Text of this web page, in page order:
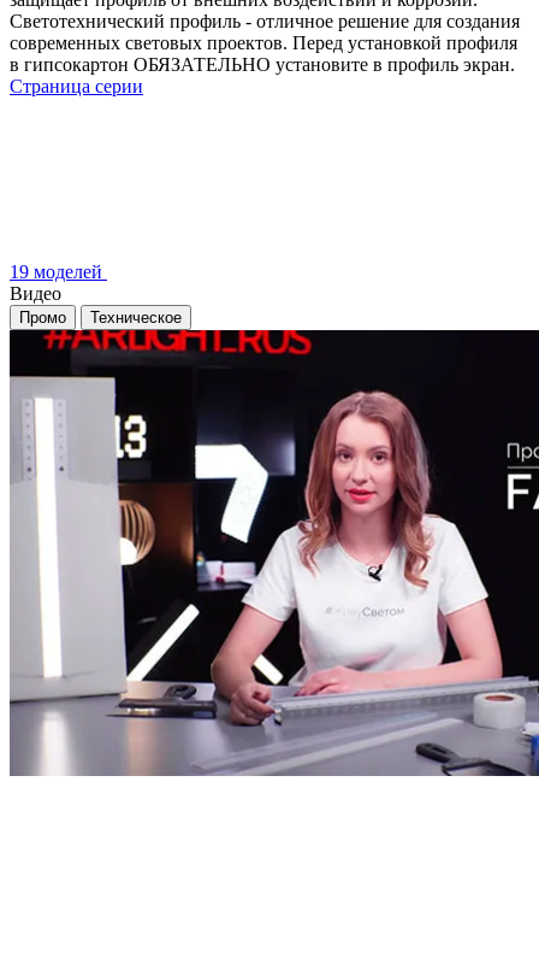
Светотехнический профиль - отличное решение для создания
современных световых проектов. Перед установкой профиля
в гипсокартон ОБЯЗАТЕЛЬНО установите в профиль экран.
Страница серии
19 моделей
Видео
Промо Техническое